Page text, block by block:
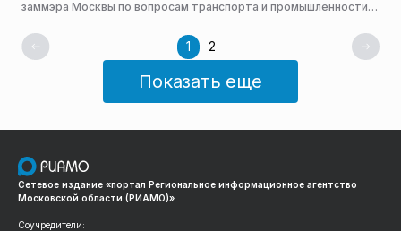
заммэра Москвы по вопросам транспорта и промышленности
1 2
Показать еще
Сетевое издание «портал Региональное информационное агентство
Московской области (РИАМО)»
Соучредители: